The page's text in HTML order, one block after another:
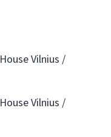
Vilnius /
Vilnius /